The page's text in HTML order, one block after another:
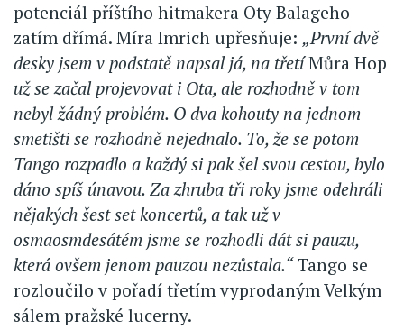
potenciál příštího hitmakera Oty Balageho
zatím dřímá. Míra Imrich upřesňuje: „První dvě
desky jsem v podstatě napsal já, na třetíMůra Hop
už se začal projevovat i Ota, ale rozhodně v tom
nebyl žádný problém. O dva kohouty na jednom
smetišti se rozhodně nejednalo. To, že se potom
Tango rozpadlo a každý si pak šel svou cestou, bylo
dáno spíš únavou. Za zhruba tři roky jsme odehráli
nějakých šest set koncertů, a tak už v
osmaosmdesátém jsme se rozhodli dát si pauzu,
která ovšem jenom pauzou nezůstala.“Tango se
rozloučilo v pořadí třetím vyprodaným Velkým
sálem pražské lucerny.